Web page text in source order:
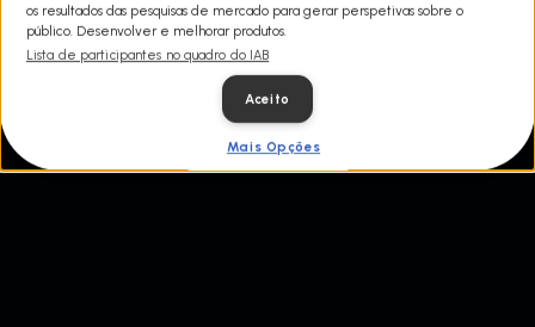
os resultados das pesquisas de mercado para gerar perspetivas sobre o
público. Desenvolver e melhorar produtos.
Lista de participantes no quadro do IAB
Aceito
Mais Opções